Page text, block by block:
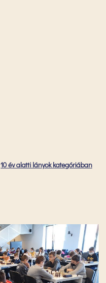
10 év alatti lányok kategóriában